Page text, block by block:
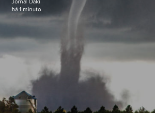
há 1 minuto